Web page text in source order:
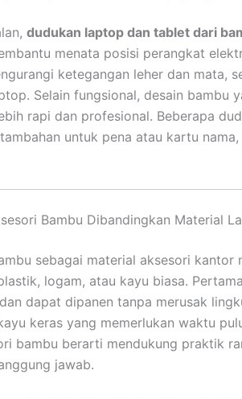
dudukan laptop dan tablet dari
menata posisi perangkat
ketegangan leher dan mata,
Selain fungsional, desain bambu
rapi dan profesional. Beberapa
untuk pena atau kartu
Bambu Dibandingkan Material
sebagai material aksesori kantor
logam, atau kayu biasa.
dapat dipanen tanpa merusak
keras yang memerlukan waktu
bambu berarti mendukung praktik
jawab.